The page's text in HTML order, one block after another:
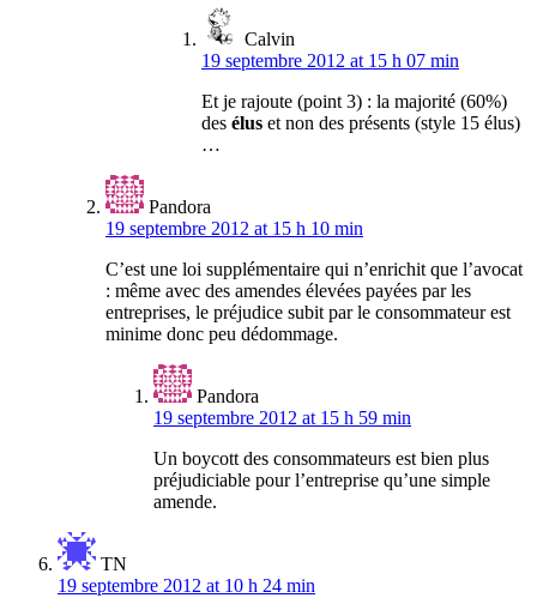
Calvin
19 septembre 2012 at 15 h 07 min
Et je rajoute (point 3) : la majorité (60%)
des élus et non des présents (style 15 élus)
…
Pandora
19 septembre 2012 at 15 h 10 min
C’est une loi supplémentaire qui n’enrichit que l’avocat
: même avec des amendes élevées payées par les
entreprises, le préjudice subit par le consommateur est
minime donc peu dédommage.
Pandora
19 septembre 2012 at 15 h 59 min
Un boycott des consommateurs est bien plus
préjudiciable pour l’entreprise qu’une simple
amende.
TN
19 septembre 2012 at 10 h 24 min